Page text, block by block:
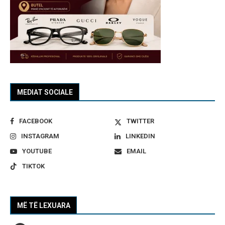
MEDIAT SOCIALE
FACEBOOK
TWITTER
INSTAGRAM
LINKEDIN
YOUTUBE
EMAIL
TIKTOK
MË TË LEXUARA